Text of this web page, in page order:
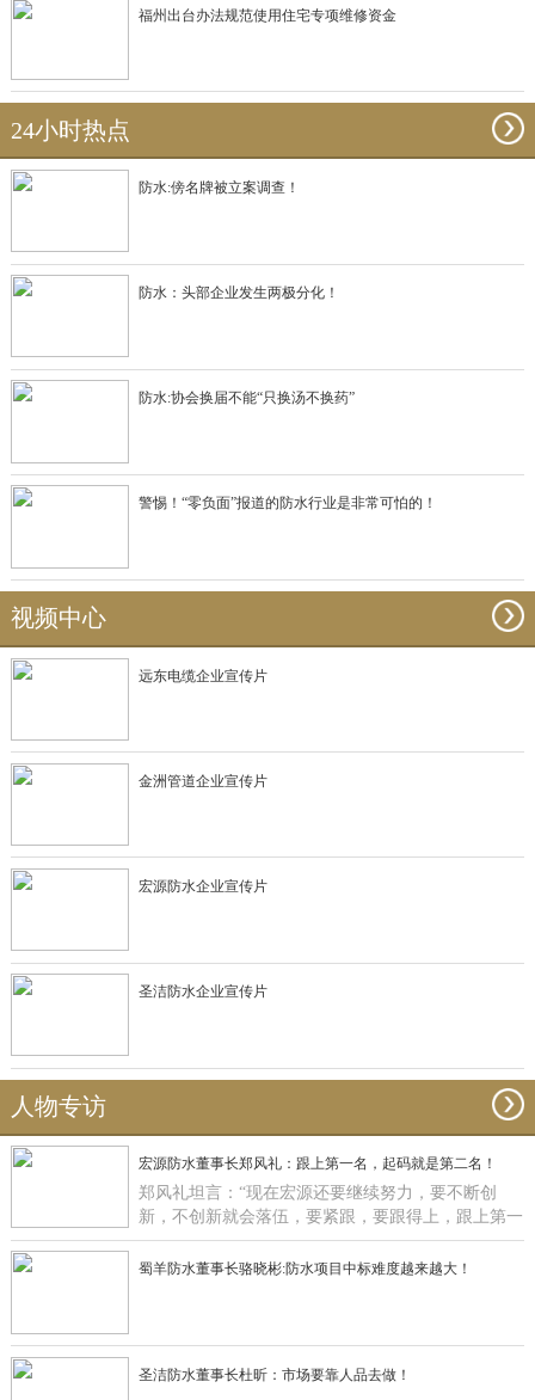
福州出台办法规范使用住宅专项维修资金
24小时热点
防水:傍名牌被立案调查！
防水：头部企业发生两极分化！
防水:协会换届不能“只换汤不换药”
警惕！“零负面”报道的防水行业是非常可怕的！
视频中心
远东电缆企业宣传片
金洲管道企业宣传片
宏源防水企业宣传片
圣洁防水企业宣传片
人物专访
宏源防水董事长郑风礼：跟上第一名，起码就是第二名！
郑风礼坦言：“现在宏源还要继续努力，要不断创
新，不创新就会落伍，要紧跟，要跟得上，跟上第一
名，起码就是第二名了”。
蜀羊防水董事长骆晓彬:防水项目中标难度越来越大！
圣洁防水董事长杜昕：市场要靠人品去做！